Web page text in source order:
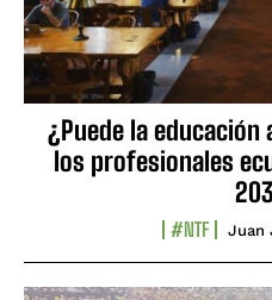
¿Puede la
los profesionales
#NTF Juan